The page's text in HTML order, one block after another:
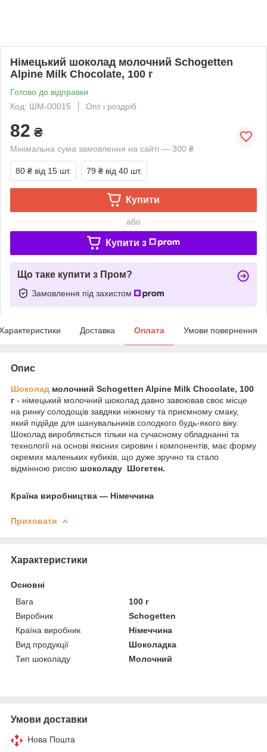
Німецький шоколад молочний Schogetten
Alpine Milk Chocolate, 100 г
Готово до відправки
Код: ШМ-00015
Опт і роздріб
82 ₴
Мінімальна сума замовлення на сайті — 300 ₴
80 ₴ від 15 шт. 79 ₴ від 40 шт.
Купити
або
Купити з
Що таке купити з Пром?
Замовлення під захистом
Доставка Оплата Умови повернення
Опис
Шоколад молочний Schogetten Alpine Milk Chocolate, 100
г - німецький молочний шоколад давно завоював своє місце
на ринку солодощів завдяки ніжному та приємному смаку,
який підійде для шанувальників солодкого будь-якого віку.
Шоколад виробляється тільки на сучасному обладнанні та
технології на основі якісних сировин і компонентів, має форму
окремих маленьких кубиків, що дуже зручно та стало
відмінною рисою шоколаду Шогетен.
Країна виробництва — Німеччина
Приховати
Характеристики
Основні
Вага
100 г
Виробник
Schogetten
Країна виробник
Німеччина
Вид продукції
Шоколадка
Тип шоколаду
Молочний
Умови доставки
Нова Пошта